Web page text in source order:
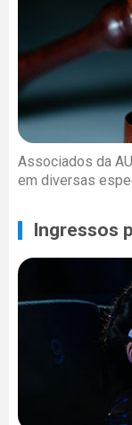
Associados da
em diversas
Ingressos